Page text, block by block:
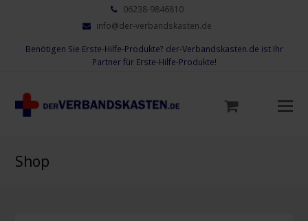
06238-9846810
info@der-verbandskasten.de
Benötigen Sie Erste-Hilfe-Produkte? der-Verbandskasten.de ist Ihr
Partner für Erste-Hilfe-Produkte!
Shop